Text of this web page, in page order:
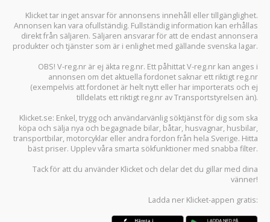
Klicket tar inget ansvar för annonsens innehåll eller tillgänglighet.
Annonsen kan vara ofullständig. Fullständig information kan erhållas
direkt från säljaren. Säljaren ansvarar för att de endast annonsera
produkter och tjänster som är i enlighet med gällande svenska lagar.
OBS! V-reg.nr är ej äkta reg.nr. Ett påhittat V-reg.nr kan anges i
annonsen om det aktuella fordonet saknar ett riktigt reg.nr
(exempelvis att fordonet är helt nytt eller har importerats och ej
tilldelats ett riktigt reg.nr av Transportstyrelsen än).
Klicket.se: Enkel, trygg och användarvänlig söktjänst för dig som ska
köpa och sälja nya och begagnade bilar, båtar, husvagnar, husbilar,
transportbilar, motorcyklar eller andra fordon från hela Sverige. Hitta
bäst priser. Upplev våra smarta sökfunktioner med snabba filter.
Tack för att du använder Klicket och delar det du gillar med dina
vänner!
Ladda ner Klicket-appen gratis: